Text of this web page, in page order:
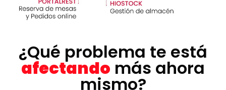
¿Qué problema te está
afectando más ahora
mismo?